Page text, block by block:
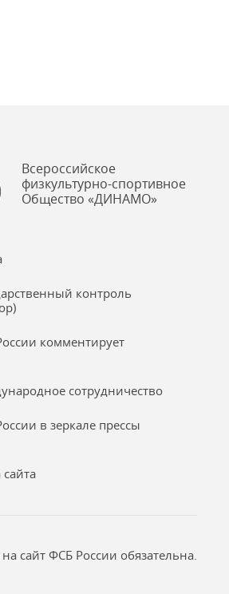
Всероссийское
физкультурно-спортивное
Общество «ДИНАМО»
контроль
комментирует
сотрудничество
в зеркале прессы
сайта
сайт ФСБ России обязательна.